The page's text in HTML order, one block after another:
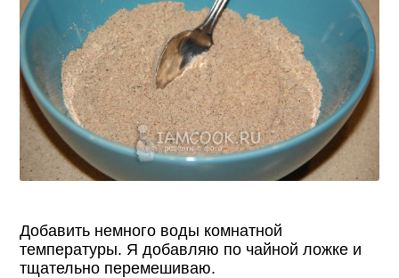
Добавить немного воды комнатной
температуры. Я добавляю по чайной ложке и
тщательно перемешиваю.